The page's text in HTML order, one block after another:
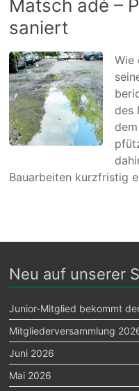
Matsch adé –
saniert
Wie
des
Bauarbeiten kurzfristig
Neu auf unserer
Junior-Mitglied bekommt
Mitgliederversammlung
Juni 2026
Mai 2026